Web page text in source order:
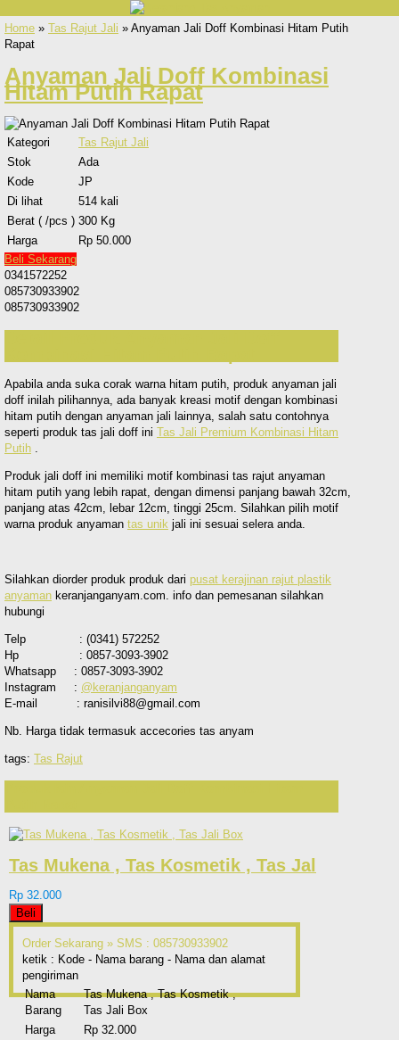
Home » Tas Rajut Jali » Anyaman Jali Doff Kombinasi Hitam Putih
Rapat
Anyaman Jali Doff Kombinasi
Hitam Putih Rapat
Kategori
Tas Rajut Jali
Stok
Ada
Kode
JP
Di lihat
514 kali
Berat ( /pcs ) 300 Kg
Harga
Rp 50.000
Beli Sekarang
0341572252
085730933902
085730933902
Apabila anda suka corak warna hitam putih, produk anyaman jali
doff inilah pilihannya, ada banyak kreasi motif dengan kombinasi
hitam putih dengan anyaman jali lainnya, salah satu contohnya
seperti produk tas jali doff ini Tas Jali Premium Kombinasi Hitam
Putih .
Produk jali doff ini memiliki motif kombinasi tas rajut anyaman
hitam putih yang lebih rapat, dengan dimensi panjang bawah 32cm,
panjang atas 42cm, lebar 12cm, tinggi 25cm. Silahkan pilih motif
warna produk anyaman tas unik jali ini sesuai selera anda.
Silahkan diorder produk produk dari pusat kerajinan rajut plastik
anyaman keranjanganyam.com. info dan pemesanan silahkan
hubungi
Telp : (0341) 572252
Hp : 0857-3093-3902
Whatsapp : 0857-3093-3902
Instagram : @keranjanganyam
E-mail : ranisilvi88@gmail.com
Nb. Harga tidak termasuk accecories tas anyam
tags: Tas Rajut
Tas Mukena , Tas Kosmetik , Tas Jal
Rp 32.000
Beli
Order Sekarang » SMS : 085730933902
ketik : Kode - Nama barang - Nama dan alamat
pengiriman
Nama
Barang
Tas Mukena , Tas Kosmetik ,
Tas Jali Box
Harga
Rp 32.000